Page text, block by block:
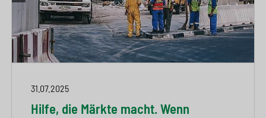
31.07.2025
Hilfe, die Märkte macht. Wenn